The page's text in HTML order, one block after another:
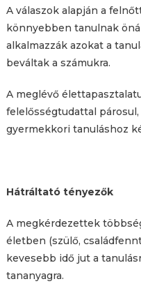
A válaszok alapján a
könnyebben tanulnak
alkalmazzák azokat a
beváltak a számukra.
A meglévő
felelősségtudattal
gyermekkori tanuláshoz
Hátráltató tényezők
A megkérdezettek
életben (szülő,
kevesebb idő jut a
tananyagra.